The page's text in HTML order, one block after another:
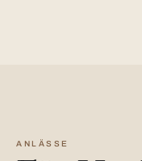
ANLÄSSE